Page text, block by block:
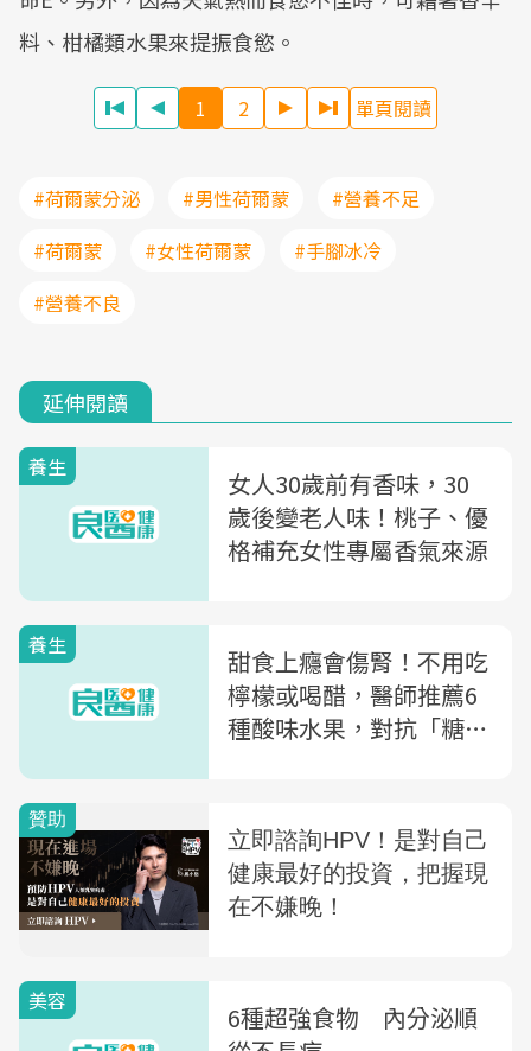
料、柑橘類水果來提振食慾。
1 2 單頁閱讀
#荷爾蒙分泌 #男性荷爾蒙
#營養不足
#荷爾蒙
#女性荷爾蒙
#手腳冰冷
#營養不良
延伸閱讀
養生
女人30歲前有香味，30
歲後變老人味！桃子、優
格補充女性專屬香氣來源
養生
甜食上癮會傷腎！不用吃
檸檬或喝醋，醫師推薦6
種酸味水果，對抗「糖中
美容
6種超強食物 內分泌順